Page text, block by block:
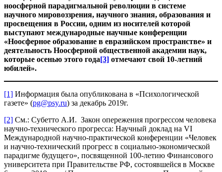
ноосферной парадигмальной революции в системе
научного мировоззрения, научного знания, образования и
просвещения в России, одним из носителей которой
выступают международные научные конференции
«Ноосферное образование в евразийском пространстве» и
деятельность Ноосферной общественной академии наук,
которые осенью этого года[3] отмечают свой 10-летний
юбилей».
[1] Информация была опубликована в «Психологической
газете» (pg@psy.ru) за декабрь 2019г.
[2] См.: Субетто А.И. Закон опережения прогрессом человека
научно-технического прогресса: Научный доклад на VI
Международной научно-практической конференции «Человек
и научно-технический прогресс в социально-экономической
парадигме будущего», посвященной 100-летию Финансового
университета при Правительстве РФ, состоявшейся в Москве